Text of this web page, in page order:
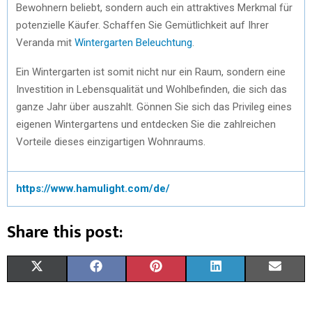
Bewohnern beliebt, sondern auch ein attraktives Merkmal für
potenzielle Käufer. Schaffen Sie Gemütlichkeit auf Ihrer
Veranda mit Wintergarten Beleuchtung
Ein Wintergarten ist somit nicht nur ein Raum, sondern eine
Investition in Lebensqualität und Wohlbefinden, die sich das
ganze Jahr über auszahlt. Gönnen Sie sich das Privileg eines
eigenen Wintergartens und entdecken Sie die zahlreichen
Vorteile dieses einzigartigen Wohnraums.
https://www.hamulight.com/de/
Share this post: